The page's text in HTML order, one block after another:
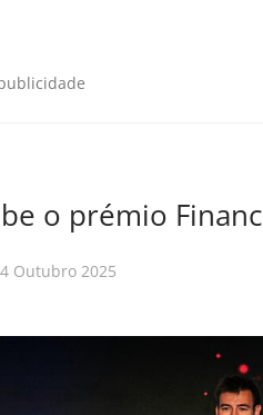
o prémio
Outubro 2025